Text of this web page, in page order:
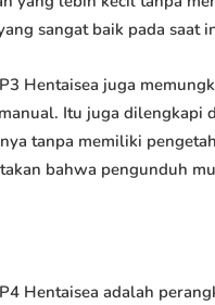
sangat baik pada saat
Hentaisea juga
Itu juga dilengkapi
tanpa memiliki
bahwa pengunduh
Hentaisea adalah